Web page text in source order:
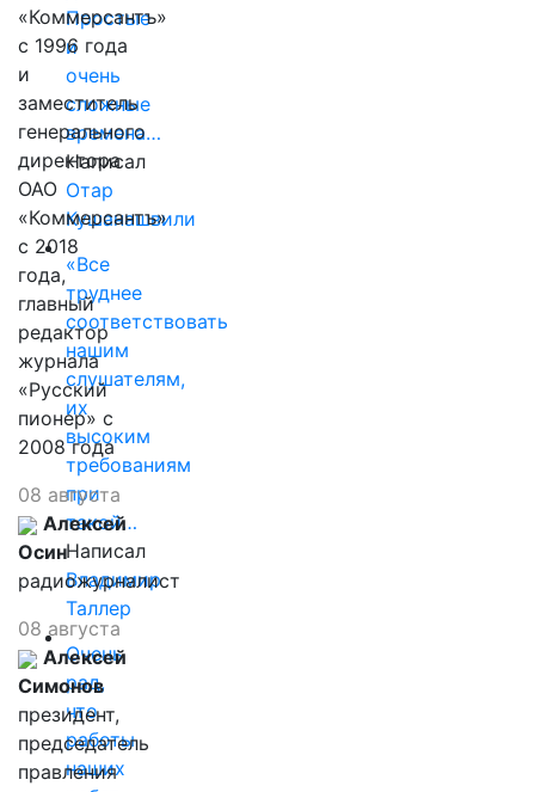
Простые
и
очень
сложные
времена…
Написал
Отар
Кушанашвили
«Все
труднее
соответствовать
нашим
слушателям,
их
высоким
требованиям
при
такой…
Написал
Владимир
Таллер
Очень
рад,
что
работы
наших
«Коммерсантъ»
с 1996 года
и
заместитель
генерального
директора
ОАО
«Коммерсантъ»
с 2018
года,
главный
редактор
журнала
«Русский
пионер» с
2008 года
08 августа
Алексей
Осин
радиожурналист
08 августа
Алексей
Симонов
президент,
председатель
правления